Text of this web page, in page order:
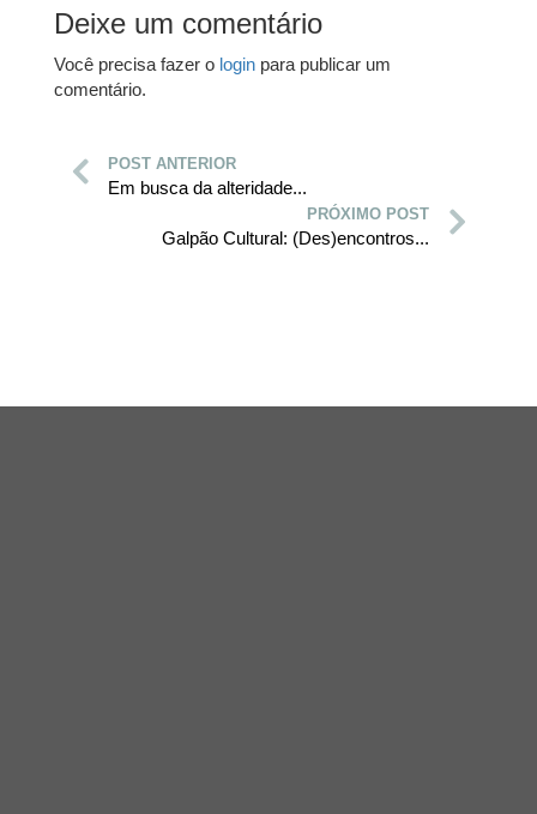
Deixe um comentário
Você precisa fazer o login para publicar um
comentário.
POST ANTERIOR
Em busca da alteridade...
PRÓXIMO POST
Galpão Cultural: (Des)encontros...